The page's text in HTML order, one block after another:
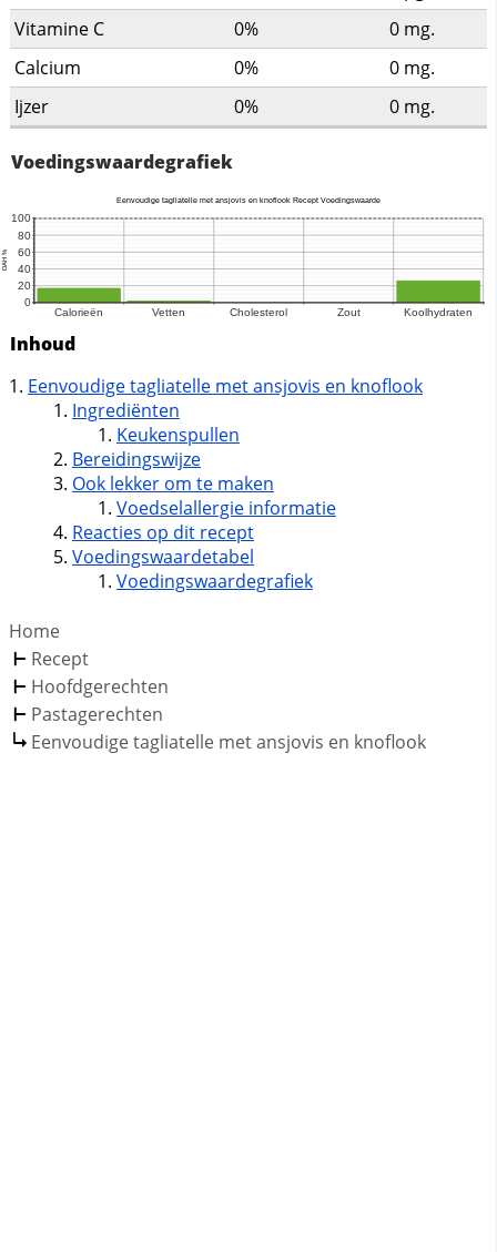
Vitamine C
0% 0 mg.
Calcium
0% 0 mg.
Ijzer
0% 0 mg.
Voedingswaardegrafiek
Inhoud
Eenvoudige tagliatelle met ansjovis en knoflook
Ingrediënten
Keukenspullen
Bereidingswijze
Ook lekker om te maken
Voedselallergie informatie
Reacties op dit recept
Voedingswaardetabel
Voedingswaardegrafiek
Home
Recept
Hoofdgerechten
Pastagerechten
Eenvoudige tagliatelle met ansjovis en knoflook